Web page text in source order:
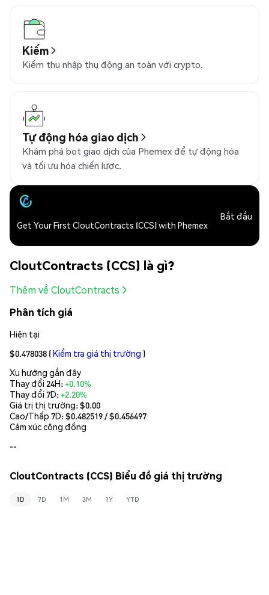
Kiếm
Kiếm thu nhập thụ động an toàn với crypto.
Tự động hóa giao dịch
Khám phá bot giao dịch của Phemex để tự động hóa
và tối ưu hóa chiến lược.
Get Your First CloutContracts (CCS) with Phemex
Bắt đầu
CloutContracts (CCS) là gì?
Thêm về CloutContracts
Phân tích giá
Hiện tại
$0.478038 (Kiểm tra giá thị trường )
Xu hướng gần đây
Thay đổi 24H:+0.10%
Thay đổi 7D:+2.20%
Giá trị thị trường:$0.00
Cao/Thấp 7D: $0.482519/ $0.456497
Cảm xúc cộng đồng
--
CloutContracts (CCS) Biểu đồ giá thị trường
1D 7D 1M 3M 1Y YTD